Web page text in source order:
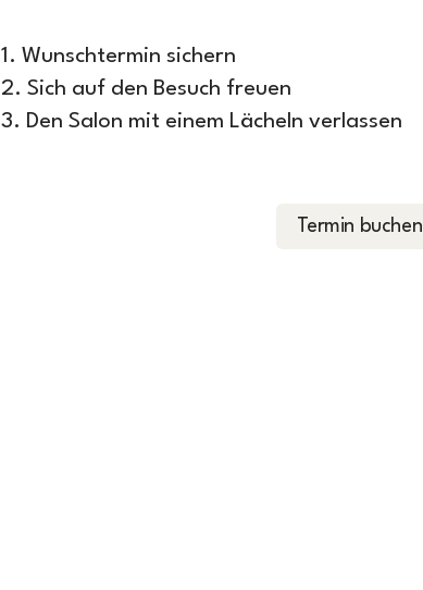
1. Wunschtermin sichern
2. Sich auf den Besuch freuen
3. Den Salon mit einem Lächeln verlassen
Termin buchen